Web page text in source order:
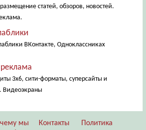
статей, обзоров, новостей.
ВКонтакте, Одноклассниках
3х6, сити-форматы, суперсайты и
Видеоэкраны
мы Контакты
Политика